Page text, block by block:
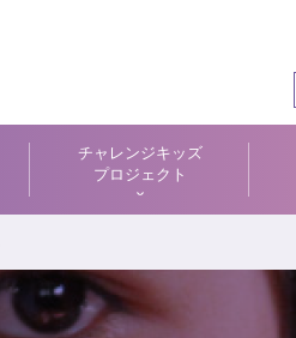
チャレンジキッズ
プロジェクト